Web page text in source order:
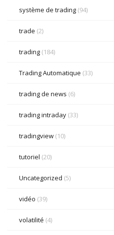
système de trading (94)
trade (2)
trading (184)
Trading Automatique (33)
trading de news (6)
trading intraday (33)
tradingview (10)
tutoriel (20)
Uncategorized (5)
vidéo (39)
volatilité (4)